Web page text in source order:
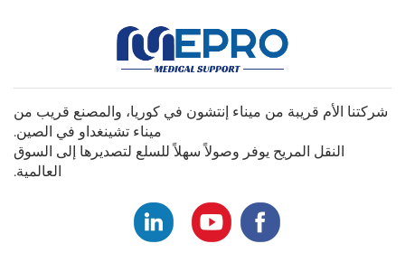
شركتنا الأم قريبة من ميناء إنتشون في كوريا، والمصنع قريب من
ميناء تشينغداو في الصين.
النقل المريح يوفر وصولاً سهلاً للسلع لتصديرها إلى السوق
العالمية.